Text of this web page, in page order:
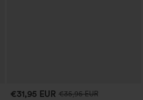
€31,95 EUR €35,95 EUR